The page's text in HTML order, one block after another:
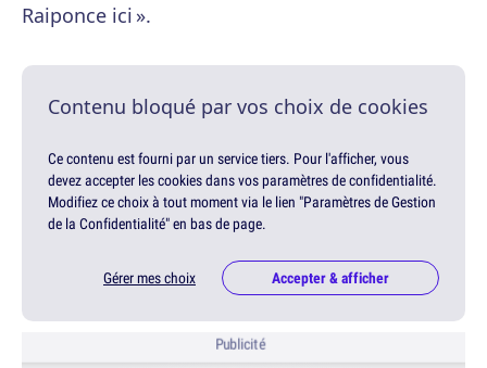
Raiponce ici ».
Contenu bloqué par vos choix de cookies
Ce contenu est fourni par un service tiers. Pour l'afficher, vous
devez accepter les cookies dans vos paramètres de confidentialité.
Modifiez ce choix à tout moment via le lien "Paramètres de Gestion
de la Confidentialité" en bas de page.
Gérer mes choix Accepter & afficher
Publicité